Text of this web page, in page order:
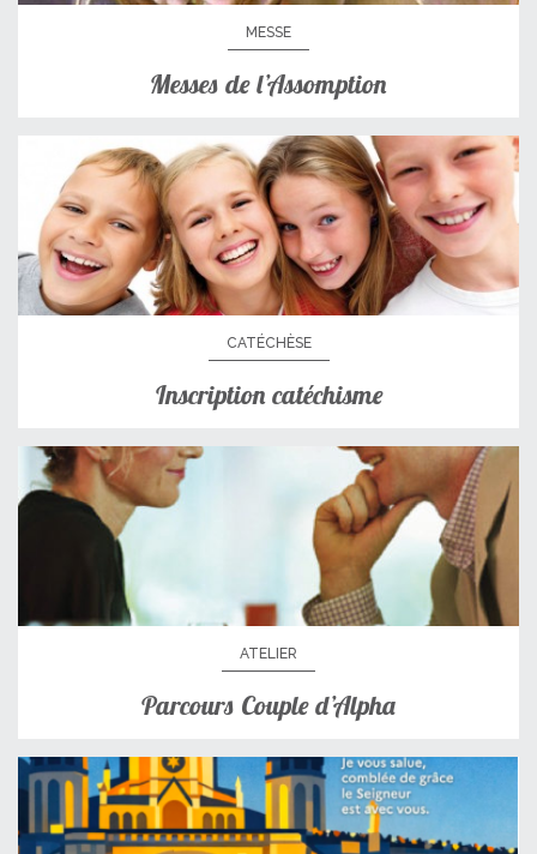
MESSE
Messes de l’Assomption
CATÉCHÈSE
Inscription catéchisme
ATELIER
Parcours Couple d’Alpha